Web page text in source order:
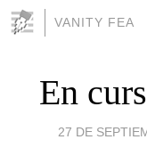
VANITY FEA
En
27 DE